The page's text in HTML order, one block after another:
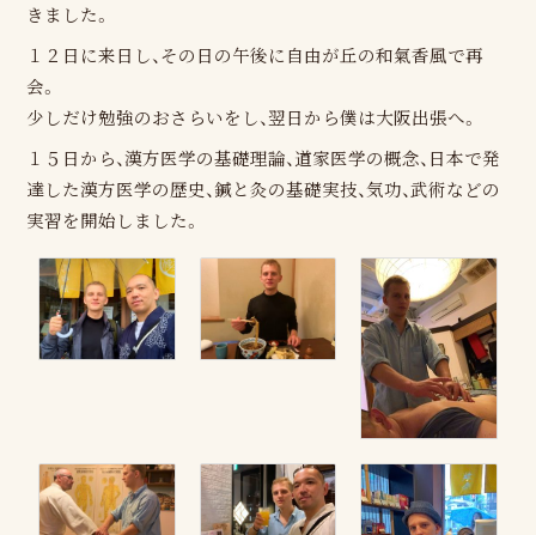
きました。
１２日に来日し、その日の午後に自由が丘の和氣香風で再
会。
少しだけ勉強のおさらいをし、翌日から僕は大阪出張へ。
１５日から、漢方医学の基礎理論、道家医学の概念、日本で発
達した漢方医学の歴史、鍼と灸の基礎実技、気功、武術などの
実習を開始しました。